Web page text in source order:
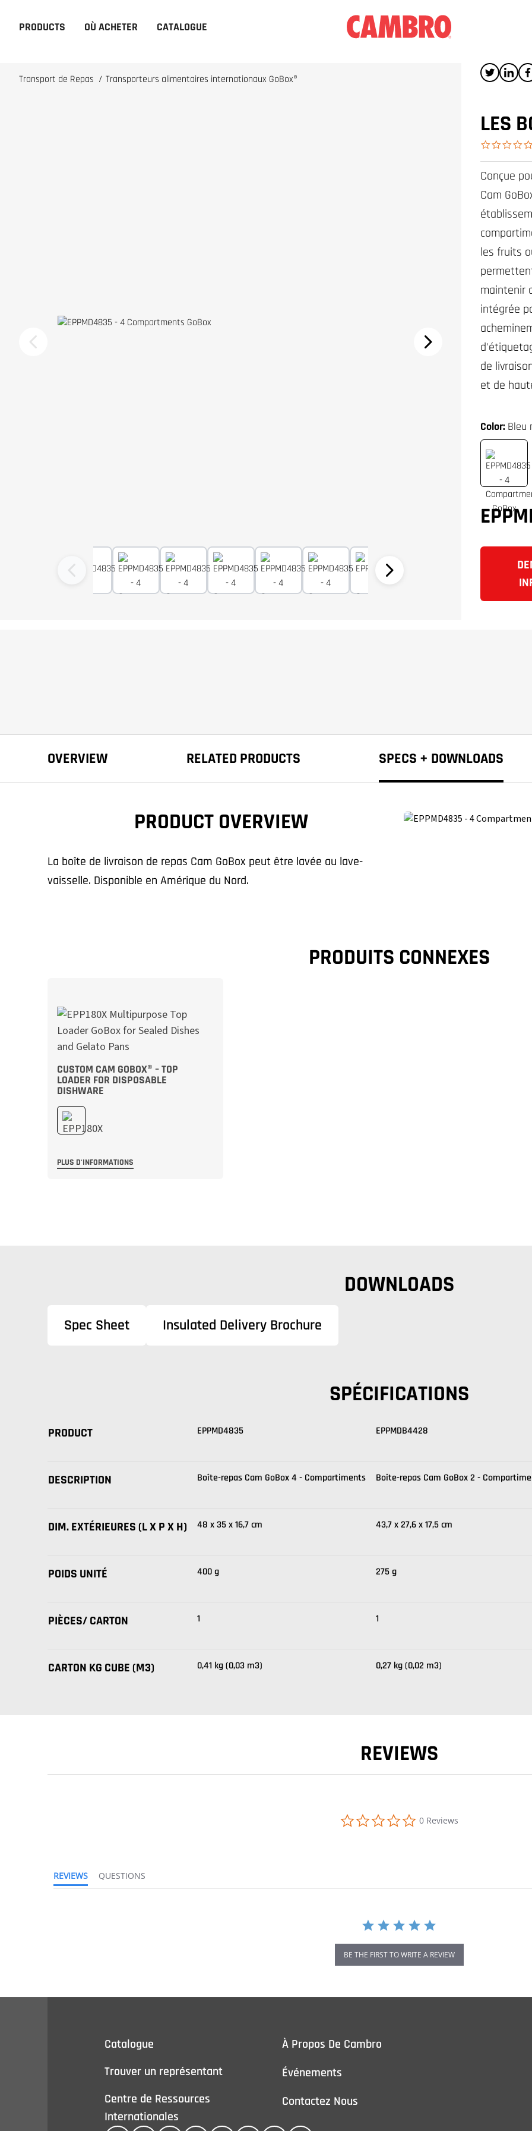
PRODUCTS OÙ ACHETER CATALOGUE
Transport de Repas / Transporteurs alimentaires internationaux GoBox®
LES
Color: Bleu
Conçue
Cam
les fruits
maintenir
intégrée
de
et de
OVERVIEW RELATED PRODUCTS SPECS + DOWNLOADS
PRODUCT OVERVIEW
La boîte de livraison de repas Cam GoBox peut être lavée au lave-
vaisselle. Disponible en Amérique du Nord.
PRODUITS CONNEXES
CUSTOM CAM GOBOX® – TOP
LOADER FOR DISPOSABLE
DISHWARE
PLUS D'INFORMATIONS
DOWNLOADS
Spec Sheet Insulated Delivery Brochure
SPÉCIFICATIONS
PRODUCT EPPMD4835 EPPMDB4428
DESCRIPTION Boîte-repas Cam GoBox 4 - Compartiments Boîte-repas Cam GoBox 2 -
DIM. EXTÉRIEURES (L X P X H) 48 x 35 x 16,7 cm 43,7 x 27,6 x 17,5 cm
POIDS UNITÉ 400 g 275 g
PIÈCES/ CARTON 1 1
CARTON KG CUBE (M3) 0,41 kg (0,03 m3) 0,27 kg (0,02 m3)
REVIEWS
0.0 star rating
0 Reviews
REVIEWS QUESTIONS
BE THE FIRST TO WRITE A REVIEW
Catalogue
Trouver un représentant
Centre de Ressources
Internationales
À Propos De Cambro
Événements
Contactez Nous